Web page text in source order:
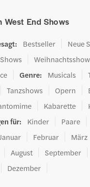
West End Shows
: Bestseller
Neue
Genre: Musicals
Tanzshows Opern
Kabarette
für: Kinder Paare
Februar März
August September
Dezember